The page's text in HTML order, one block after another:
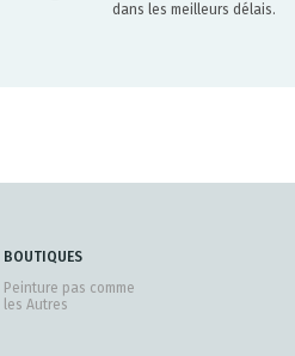
dans les meilleurs délais.
BOUTIQUES
Peinture pas comme
les Autres